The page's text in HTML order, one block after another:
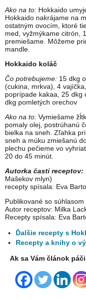
Ako na to: Hokkaido
Hokkaido nakrájame na
ostatným ovocím, ktoré
med, vyžmýkame citrón,
premiešame. Môžeme
mandle.
Hokkaido koláč
Čo potrebujeme: 15 dkg
(cukina, mrkva), 4
poprípade kakaa, 25 dkg
dkg pomletých orechov
Ako na to: Vymiešame
pomaly olej, postrúhanú
bielka na sneh. Zľahka
sneh a múku zmiešanú
plechu pečieme vo
20 do 45 minút.
Autorka časti receptov:
Mašekov mlyn)
recepty spísala: Eva
Publikované so
Autor receptov: Milka
Recepty spísala: Eva
Ďalšie recepty s
Recepty a knihy o
Ak sa Vám článok